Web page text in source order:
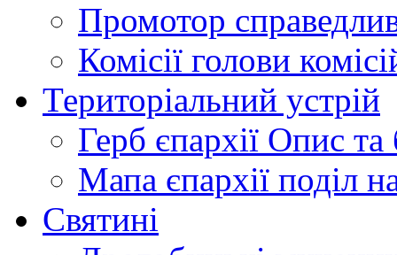
Промотор
Комісії голови
Територіальний устрій
Герб єпархії Опис та
Мапа єпархії поділ
Святині